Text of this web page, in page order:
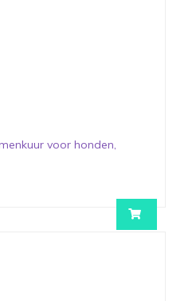
voor honden,